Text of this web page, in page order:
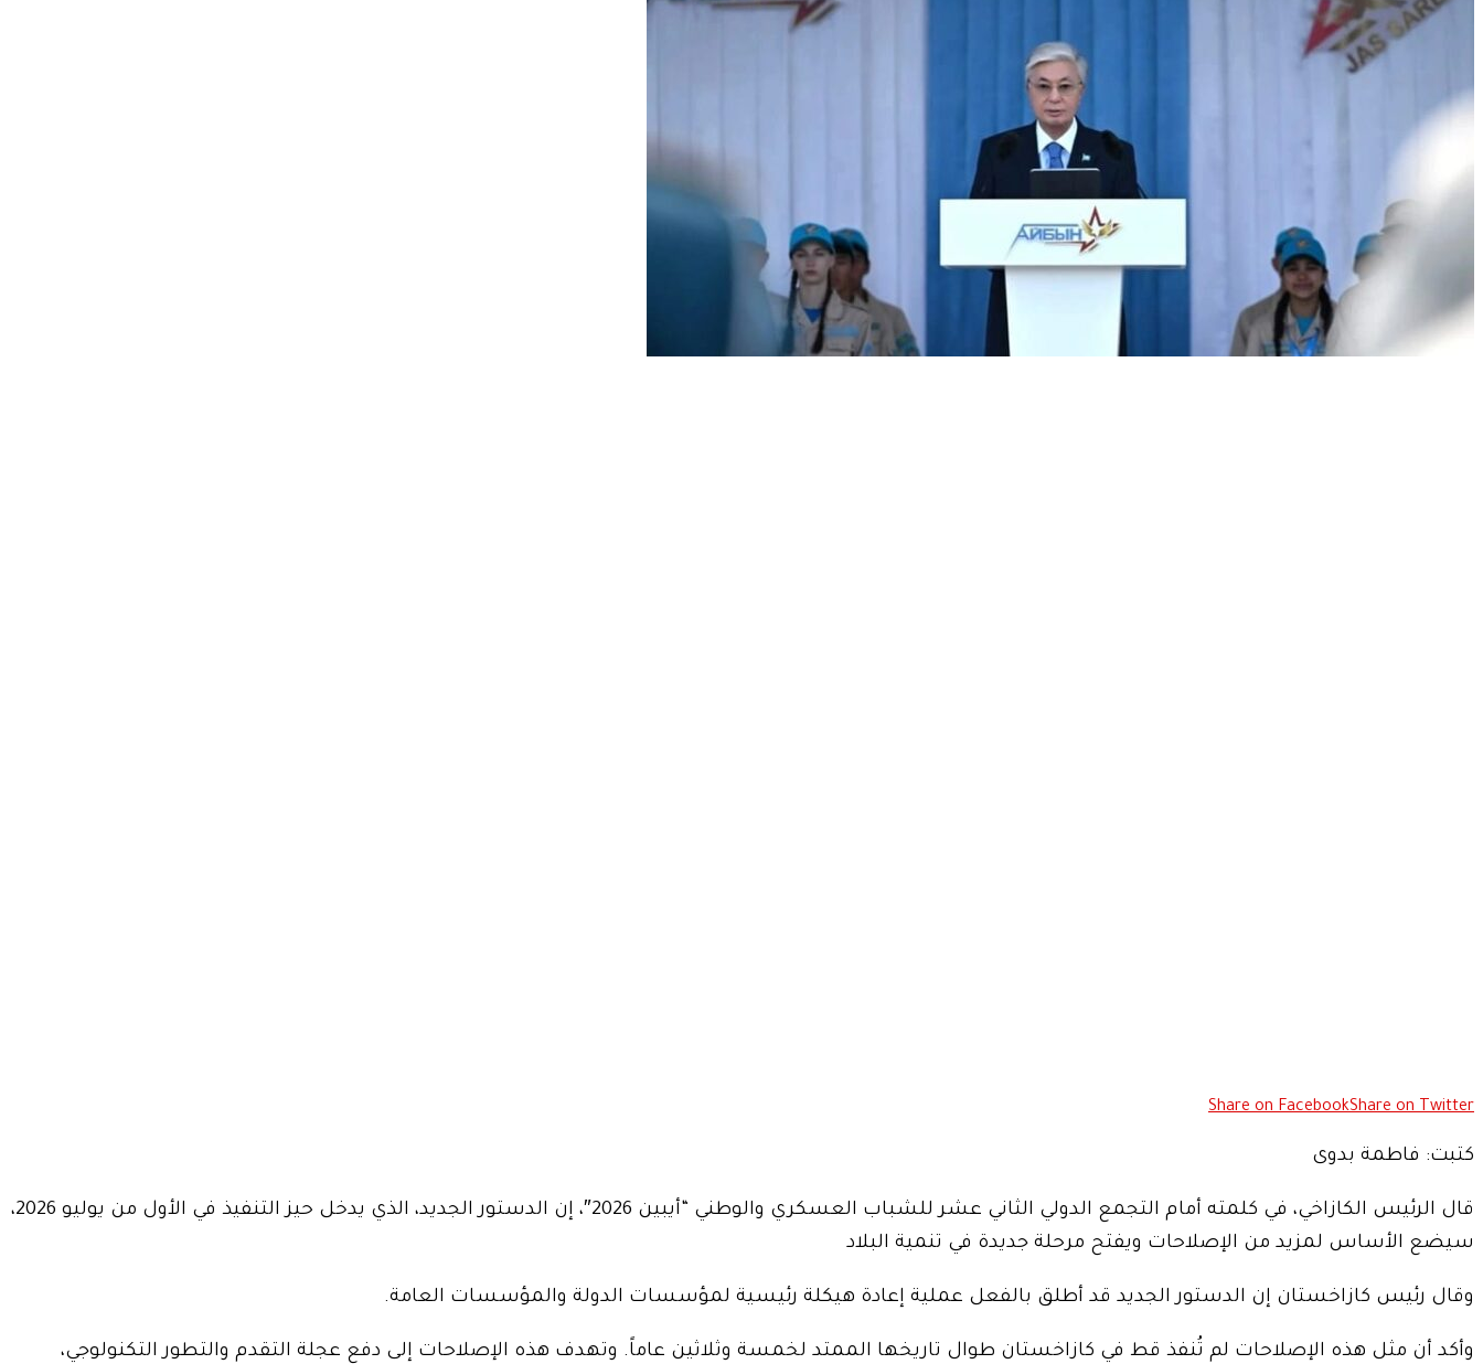
Share on FacebookShare on Twitter
كتبت: فاطمة بدوى
قال الرئيس الكازاخي، في كلمته أمام التجمع الدولي الثاني عشر للشباب العسكري والوطني “أيبين 2026″، إن الدستور الجديد، الذي يدخل حيز التنفيذ في الأول من يوليو 2026،
سيضع الأساس لمزيد من الإصلاحات ويفتح مرحلة جديدة في تنمية البلاد
وقال رئيس كازاخستان إن الدستور الجديد قد أطلق بالفعل عملية إعادة هيكلة رئيسية لمؤسسات الدولة والمؤسسات العامة.
وأكد أن مثل هذه الإصلاحات لم تُنفذ قط في كازاخستان طوال تاريخها الممتد لخمسة وثلاثين عاماً. وتهدف هذه الإصلاحات إلى دفع عجلة التقدم والتطور التكنولوجي،